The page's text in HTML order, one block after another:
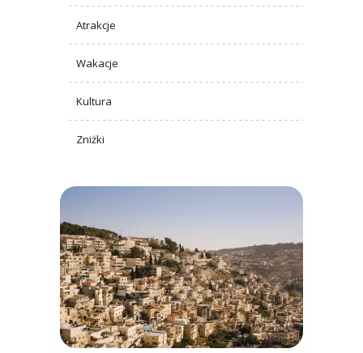
Atrakcje
Wakacje
Kultura
Zniżki